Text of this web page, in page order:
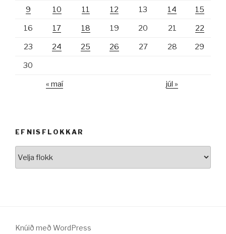
9 10 11 12 13 14 15
16 17 18 19 20 21 22
23 24 25 26 27 28 29
30
« maí júl »
EFNISFLOKKAR
Knúið með WordPress